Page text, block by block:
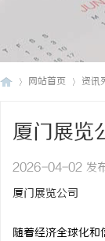
网站首页 资讯
厦门展览
2026-04-02 发
厦门展览公司
随着经济全球化